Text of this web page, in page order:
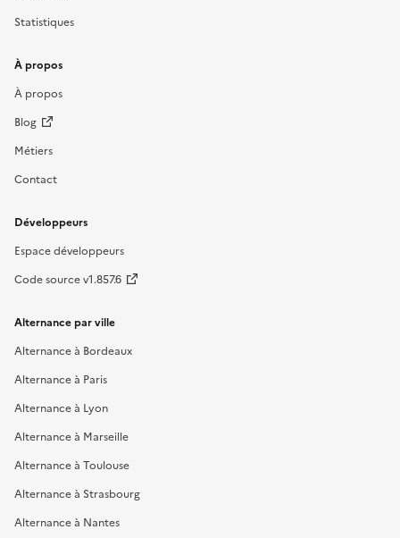
Statistiques
À propos
À propos
Blog
Métiers
Contact
Développeurs
Espace développeurs
Code source v1.857.6
Alternance par ville
Alternance à Bordeaux
Alternance à Paris
Alternance à Lyon
Alternance à Marseille
Alternance à Toulouse
Alternance à Strasbourg
Alternance à Nantes